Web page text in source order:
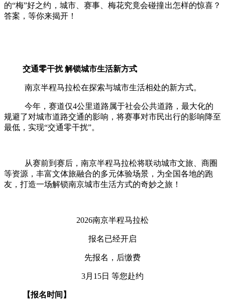
的“梅”好之约，城市、赛事、梅花究竟会碰撞出怎样的惊喜？
答案，等你来揭开！
交通零干扰 解锁城市生活新方式
南京半程马拉松在探索与城市生活相处的新方式。
今年，赛道仅4公里道路属于社会公共道路，最大化的
规避了对城市道路交通的影响，将赛事对市民出行的影响降至
最低，实现“交通零干扰”。
从赛前到赛后，南京半程马拉松将联动城市文旅、商圈
等资源，丰富文体旅融合的多元体验场景，为全国各地的跑
友，打造一场解锁南京城市生活方式的奇妙之旅！
2026南京半程马拉松
报名已经开启
先报名，后缴费
3月15日 等您赴约
【报名时间】